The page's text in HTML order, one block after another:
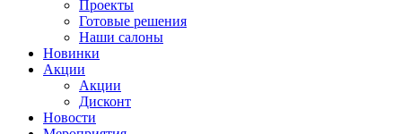
Проекты
Готовые решения
Наши салоны
Новинки
Акции
Акции
Дисконт
Новости